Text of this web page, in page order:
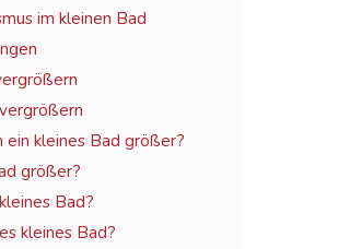
im kleinen Bad
ein kleines Bad größer?
größer?
Bad?
kleines Bad?